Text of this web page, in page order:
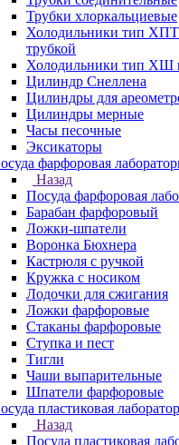
Трубки хлоркальциевые
Холодильники тип
трубкой
Холодильники тип ХШ
Цилиндр Снеллена
Цилиндры для
Цилиндры мерные
Часы песочные
Эксикаторы
фарфоровая
Назад
Посуда фарфоровая
Барабан фарфоровый
Ложки-шпатели
Воронка Бюхнера
Кастрюля с ручкой
Кружка с носиком
Лодочки для сжигания
Ложки фарфоровые
Стаканы фарфоровые
Ступка и пест
Тигли
Чаши выпарительные
Шпатели фарфоровые
пластиковая
Назад
Посуда пластиковая